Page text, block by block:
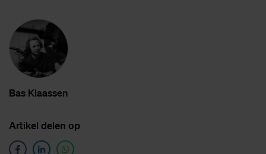
Bas Klaas­sen
Ar­ti­kel de­len op